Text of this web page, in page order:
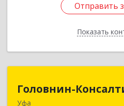
Отправить
Показать
Отправить
Назад
Головнин-
Уфа